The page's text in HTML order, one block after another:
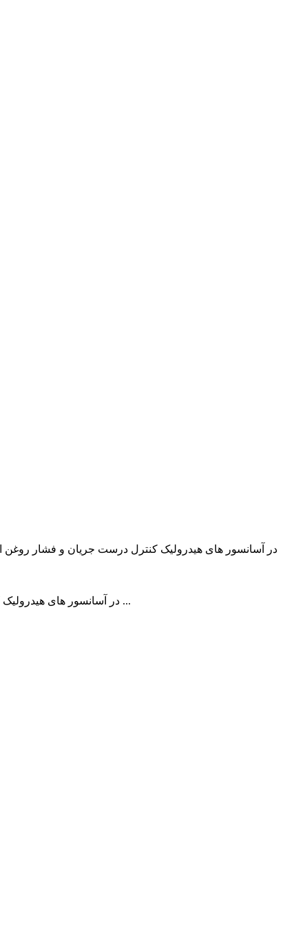
در آسانسور های هیدرولیک کنترل درست جریان و فشار روغن
در آسانسور های هیدرولیک کنترل درست جریان و فشار روغن از اهمیت ویژه ای برخوردار است .استفاده از شیرهای موجود در هیدرولیک صنعتی متداول نتیجه مطلوب یعنی ...